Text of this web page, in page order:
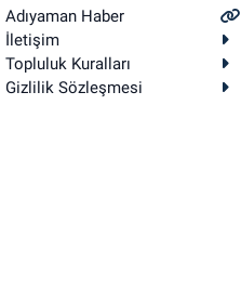
Adıyaman Haber
İletişim
Topluluk Kuralları
Gizlilik Sözleşmesi